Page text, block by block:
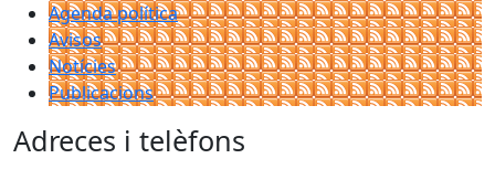
Agenda política
Avisos
Notícies
Publicacions
Adreces i telèfons